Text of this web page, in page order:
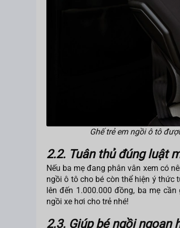
Ghế trẻ em ngồi ô tô
2.2. Tuân thủ đúng luật
Nếu ba mẹ đang phân vân xem có
ngồi ô tô cho bé còn thể hiện ý
lên đến 1.000.000 đồng, ba mẹ
ngồi xe hơi cho trẻ nhé!
2.3. Giúp bé ngồi ngoan